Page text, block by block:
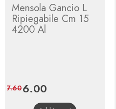
Mensola Gancio L
Ripiegabile Cm 15
4200 Al
Price
6.00
price
7.60